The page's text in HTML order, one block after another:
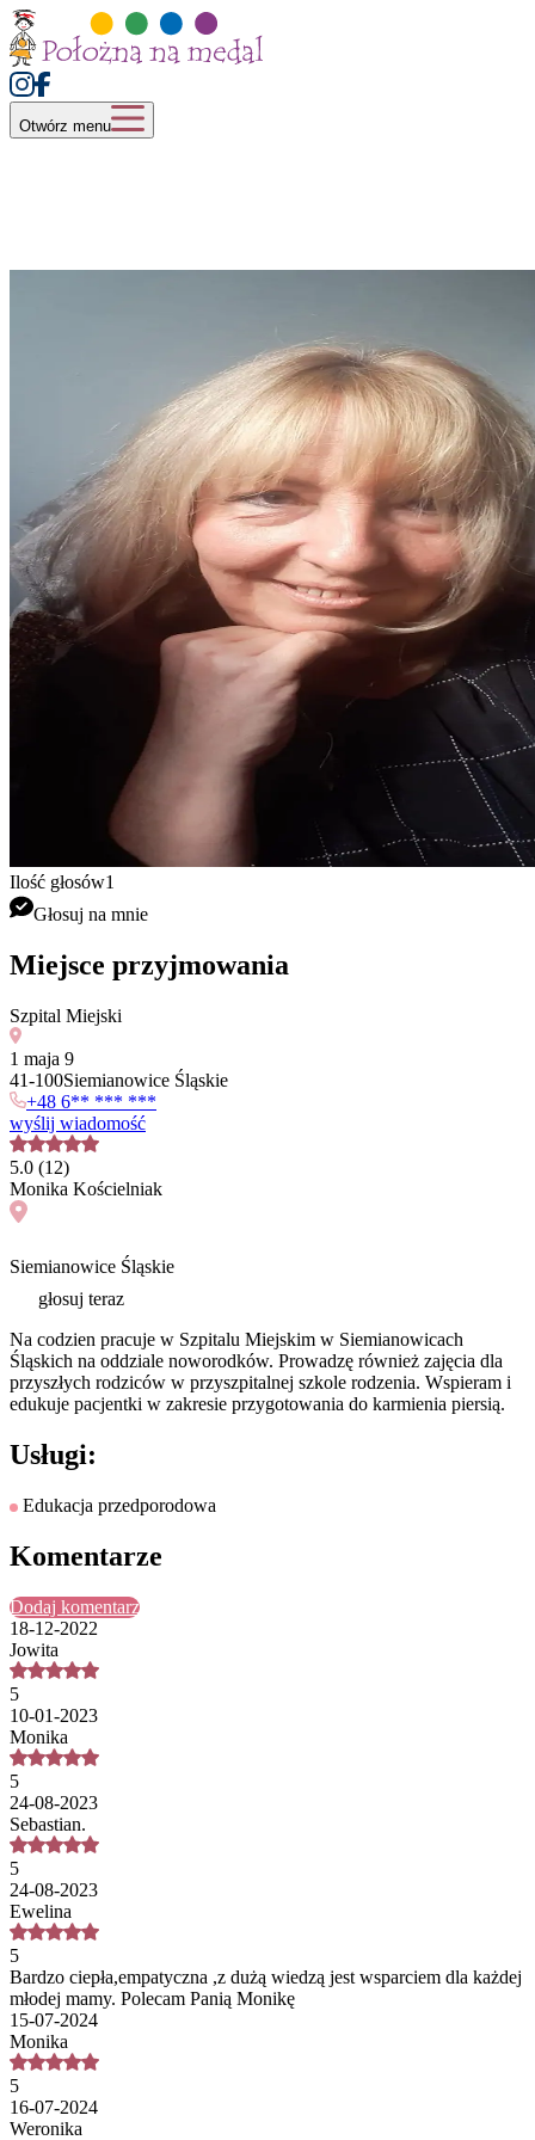
Otwórz menu
Ilość głosów1
Głosuj na mnie
Miejsce przyjmowania
Szpital Miejski
1 maja 9
41-100Siemianowice Śląskie
+48 6** *** ***
wyślij wiadomość
5.0 (12)
Monika Kościelniak
Siemianowice Śląskie
głosuj teraz
Na codzien pracuje w Szpitalu Miejskim w Siemianowicach
Śląskich na oddziale noworodków. Prowadzę również zajęcia dla
przyszłych rodziców w przyszpitalnej szkole rodzenia. Wspieram i
edukuje pacjentki w zakresie przygotowania do karmienia piersią.
Usługi:
Edukacja przedporodowa
Komentarze
Dodaj komentarz
18-12-2022
Jowita
5
10-01-2023
Monika
5
24-08-2023
Sebastian.
5
24-08-2023
Ewelina
5
Bardzo ciepła,empatyczna ,z dużą wiedzą jest wsparciem dla każdej
młodej mamy. Polecam Panią Monikę
15-07-2024
Monika
5
16-07-2024
Weronika